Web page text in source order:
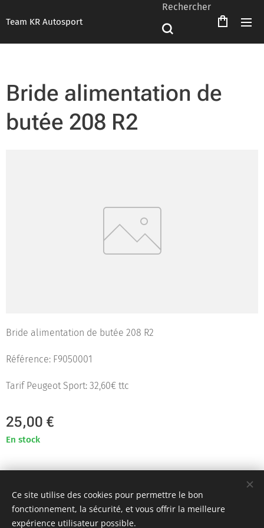
Team KR Autosport
Rechercher
Bride alimentation de
butée 208 R2
Bride alimentation de butée 208 R2
Référence: F9050001
Tarif Peugeot Sport: 32,60€ ttc
25,00 €
En stock
Team KR Autosport - Création originale 2D Unlimited © 2018
Toutes images non libres de droits
Cookies
Ce site utilise des cookies pour permettre le bon
fonctionnement, la sécurité, et vous offrir la meilleure
expérience utilisateur possible.